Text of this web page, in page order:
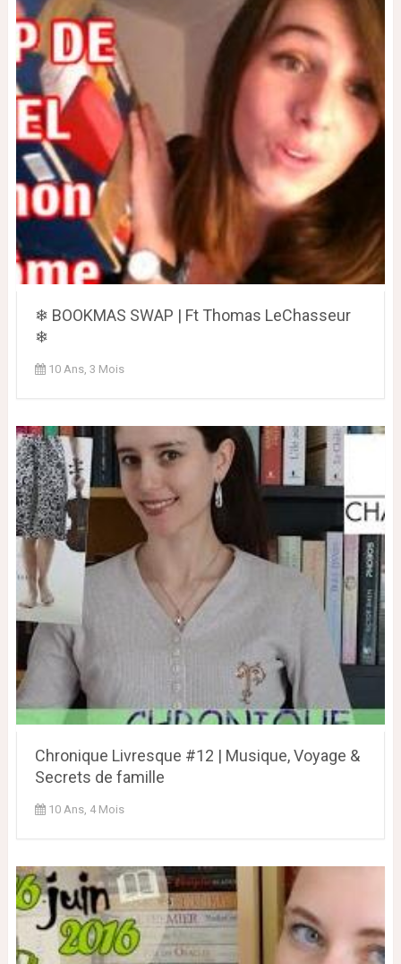
❄ BOOKMAS SWAP | Ft Thomas LeChasseur
❄
10 Ans, 3 Mois
Chronique Livresque #12 | Musique, Voyage &
Secrets de famille
10 Ans, 4 Mois